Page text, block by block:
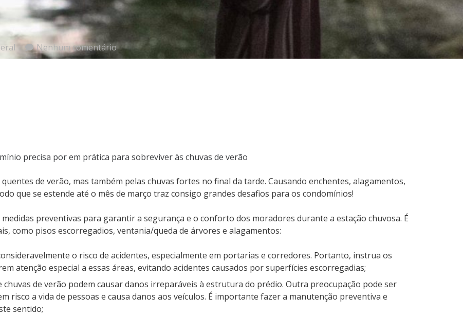
Nenhum comentário
precisa por em prática para sobreviver às chuvas de verão
de verão, mas também pelas chuvas fortes no final da tarde. Causando enchentes, alagamentos,
que se estende até o mês de março traz consigo grandes desafios para os condomínios!
preventivas para garantir a segurança e o conforto dos moradores durante a estação chuvosa. É
como pisos escorregadios, ventania/queda de árvores e alagamentos:
o risco de acidentes, especialmente em portarias e corredores. Portanto, instrua os
atenção especial a essas áreas, evitando acidentes causados por superfícies escorregadias;
de verão podem causar danos irreparáveis à estrutura do prédio. Outra preocupação pode ser
risco a vida de pessoas e causa danos aos veículos. É importante fazer a manutenção preventiva e
sentido;